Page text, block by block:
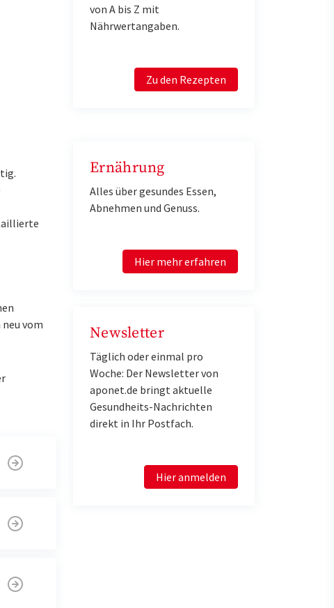
vom
von A bis Z mit
Nährwertangaben.
Zu den Rezepten
Ernährung
Alles über gesundes Essen,
Abnehmen und Genuss.
Hier mehr erfahren
Newsletter
Täglich oder einmal pro
Woche: Der Newsletter von
aponet.de bringt aktuelle
Gesundheits-Nachrichten
direkt in Ihr Postfach.
Hier anmelden